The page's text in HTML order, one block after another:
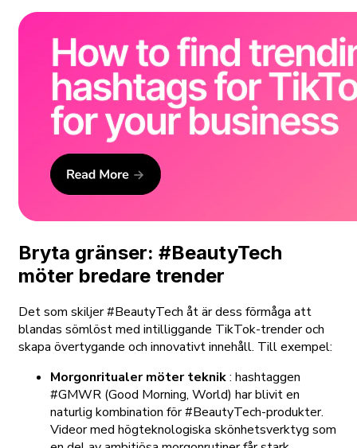
Bryta gränser: #BeautyTech
möter bredare trender
Det som skiljer #BeautyTech åt är dess förmåga att
blandas sömlöst med intilliggande TikTok-trender och
skapa övertygande och innovativt innehåll. Till exempel:
Morgonritualer möter teknik: hashtaggen
#GMWR (Good Morning, World) har blivit en
naturlig kombination för #BeautyTech-produkter.
Videor med högteknologiska skönhetsverktyg som